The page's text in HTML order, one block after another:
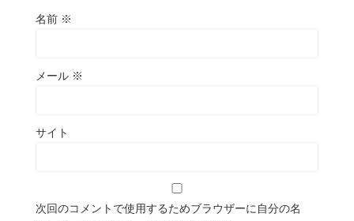
名前 ※
メール ※
サイト
次回のコメントで使用するためブラウザーに自分の名